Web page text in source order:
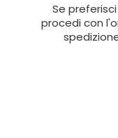
Se
procedi con